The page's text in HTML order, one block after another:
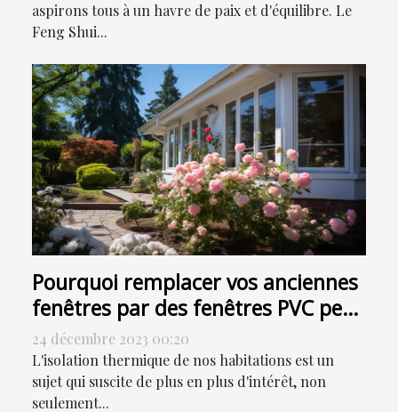
aspirons tous à un havre de paix et d'équilibre. Le
Feng Shui...
Pourquoi remplacer vos anciennes
fenêtres par des fenêtres PVC peut
contribuer à la réduction de votre
facture énergétique
24 décembre 2023 00:20
L'isolation thermique de nos habitations est un
sujet qui suscite de plus en plus d'intérêt, non
seulement...